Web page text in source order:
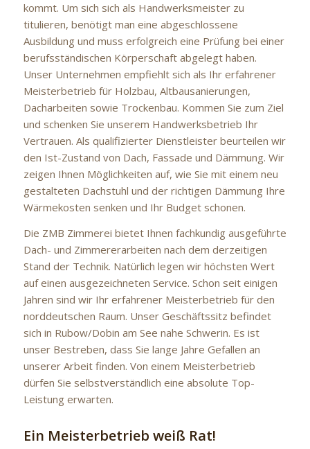
kommt. Um sich sich als Handwerksmeister zu
titulieren, benötigt man eine abgeschlossene
Ausbildung und muss erfolgreich eine Prüfung bei einer
berufsständischen Körperschaft abgelegt haben.
Unser Unternehmen empfiehlt sich als Ihr erfahrener
Meisterbetrieb für Holzbau, Altbausanierungen,
Dacharbeiten sowie Trockenbau. Kommen Sie zum Ziel
und schenken Sie unserem Handwerksbetrieb Ihr
Vertrauen. Als qualifizierter Dienstleister beurteilen wir
den Ist-Zustand von Dach, Fassade und Dämmung. Wir
zeigen Ihnen Möglichkeiten auf, wie Sie mit einem neu
gestalteten Dachstuhl und der richtigen Dämmung Ihre
Wärmekosten senken und Ihr Budget schonen.
Die ZMB Zimmerei bietet Ihnen fachkundig ausgeführte
Dach- und Zimmererarbeiten nach dem derzeitigen
Stand der Technik. Natürlich legen wir höchsten Wert
auf einen ausgezeichneten Service. Schon seit einigen
Jahren sind wir Ihr erfahrener Meisterbetrieb für den
norddeutschen Raum. Unser Geschäftssitz befindet
sich in Rubow/Dobin am See nahe Schwerin. Es ist
unser Bestreben, dass Sie lange Jahre Gefallen an
unserer Arbeit finden. Von einem Meisterbetrieb
dürfen Sie selbstverständlich eine absolute Top-
Leistung erwarten.
Ein Meisterbetrieb weiß Rat!